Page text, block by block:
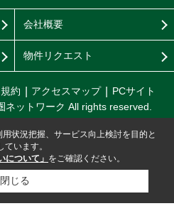
会社概要
物件リクエスト
約 アクセスマップ
PCサイト
ネットワーク All rights reserved.
状況把握、サービス向上検討を目的と
います。
について」 をご確認ください。
閉じる